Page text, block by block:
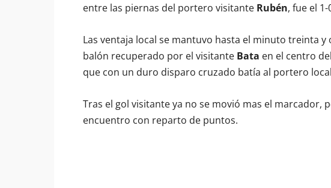
entre las piernas del portero visitante Rubén, fue el 1-
Las ventaja local se mantuvo hasta el minuto treinta
balón recuperado por el visitante Bata en el centro
que con un duro disparo cruzado batía al portero local
Tras el gol visitante ya no se movió mas el marcador,
encuentro con reparto de puntos.